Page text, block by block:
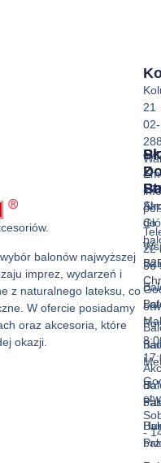
balonów najwyższej
imprez, wydarzeń i
z naturalnego lateksu, co
W ofercie posiadamy
oraz akcesoria, które
okazji.
Z
do
do
21
02-
22
36
-